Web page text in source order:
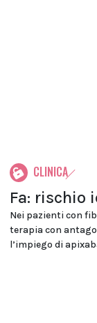
CLINICA
Fa: rischio
Nei pazienti con
terapia con
l’impiego di